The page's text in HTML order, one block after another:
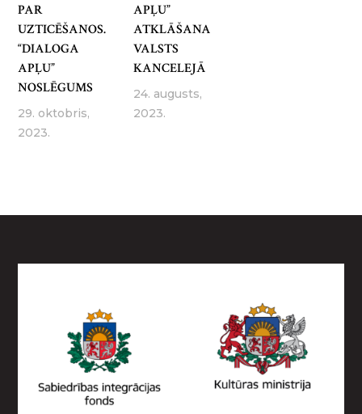
PAR
UZTICĒŠANOS.
“DIALOGA
APĻU”
NOSLĒGUMS
29. oktobris,
2023.
APĻU”
ATKLĀŠANA
VALSTS
KANCELEJĀ
24. augusts,
2023.